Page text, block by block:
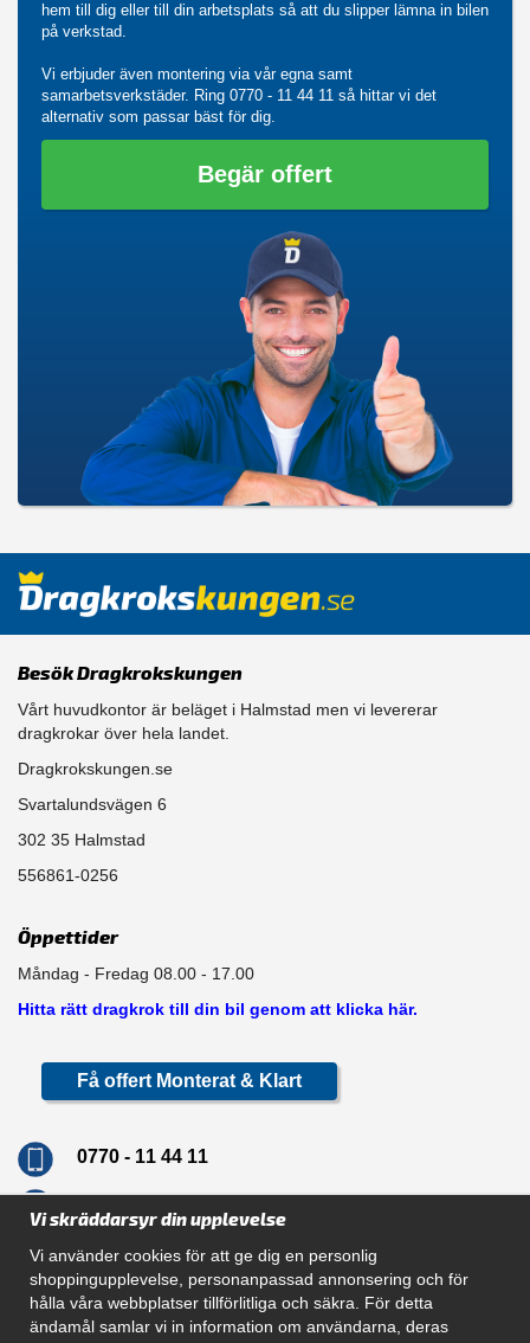
hem till dig eller till din arbetsplats så att du slipper lämna in bilen
på verkstad.
Vi erbjuder även montering via vår egna samt
samarbetsverkstäder. Ring 0770 - 11 44 11 så hittar vi det
alternativ som passar bäst för dig.
Begär offert
Besök Dragkrokskungen
Vårt huvudkontor är beläget i Halmstad men vi levererar
dragkrokar över hela landet.
Dragkrokskungen.se
Svartalundsvägen 6
302 35 Halmstad
556861-0256
Öppettider
Måndag - Fredag 08.00 - 17.00
Hitta rätt dragkrok till din bil genom att klicka här.
Få offert Monterat & Klart
0770 - 11 44 11
Navigation
Vi skräddarsyr din upplevelse
Vi använder cookies för att ge dig en personlig
shoppingupplevelse, personanpassad annonsering och för
hålla våra webbplatser tillförlitliga och säkra. För detta
ändamål samlar vi in information om användarna, deras